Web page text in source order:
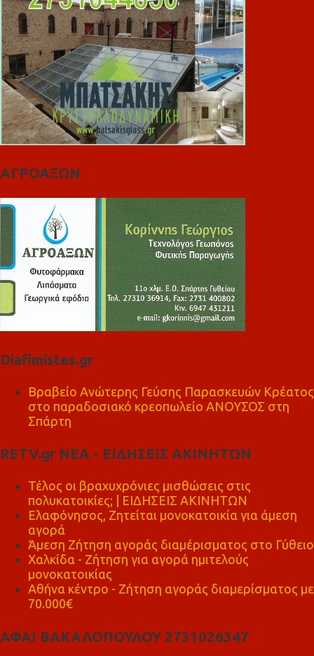
ΑΓΡΟΑΞΩΝ
Diafimistes.gr
Βραβείο Ανώτερης Γεύσης Παρασκευών Κρέατος
στο παραδοσιακό κρεοπωλείο ΑΝΟΥΣΟΣ στη
Σπάρτη
RETV.gr ΝΕΑ - ΕΙΔΗΣΕΙΣ ΑΚΙΝΗΤΩΝ
Τέλος οι βραχυχρόνιες μισθώσεις στις
πολυκατοικίες; | ΕΙΔΗΣΕΙΣ ΑΚΙΝΗΤΩΝ
Ελαφόνησος, Ζητείται μονοκατοικία για άμεση
αγορά
Άμεση Ζήτηση αγοράς διαμέρισματος στο Γύθειο
Χαλκίδα - Ζήτηση για αγορά ημιτελούς
μονοκατοικίας
Αθήνα κέντρο - Ζήτηση αγοράς διαμερίσματος με
70.000€
ΑΦΑΙ ΒΑΚΑΛΟΠΟΥΛΟΥ 2731026347